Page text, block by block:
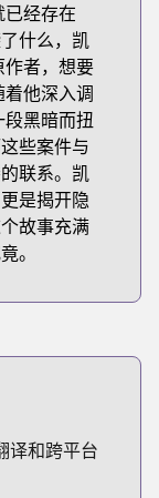
已经存在
什么，凯
作者，想要
他深入调
段黑暗而扭
些案件与
联系。凯
是揭开隐
故事充满
。
译和跨平台